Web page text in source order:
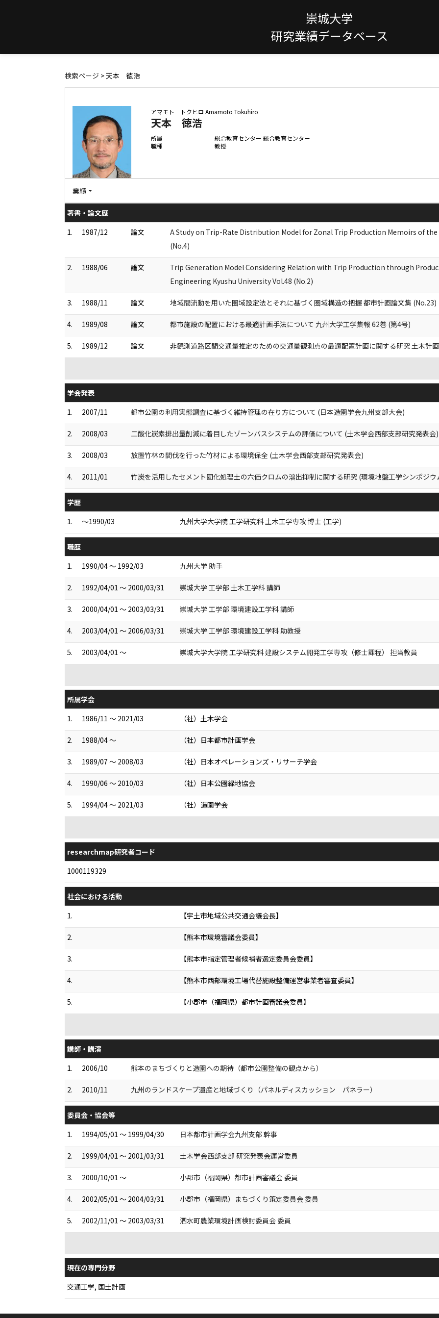
崇城大学
研究業績データベース
検索ページ > 天本 徳浩
アマモト トクヒロ Amamoto Tokuhiro
天本 徳浩
所属
総合教育センター 総合教育センター
職種
教授
業績
著書・論文歴
1.
1987/12 論文
A Study on Trip-Rate Distribution Model for Zonal Trip Production Memoirs of
(No.4)
2. 1988/06 論文
Trip Generation Model Considering Relation with Trip Production through
Engineering Kyushu University Vol.48 (No.2)
3. 1988/11 論文 地域間流動を用いた圏域設定法とそれに基づく圏域構造の把握 都市計画論文集 (No.23)
4. 1989/08 論文 都市施設の配置における最適計画手法について 九州大学工学集報 62巻 (第4号)
5. 1989/12 論文 非観測道路区間交通量推定のための交通量観測点の最適配置計画に関する研究 土木計
学会発表
1.
2007/11 都市公園の利用実態調査に基づく維持管理の在り方について (日本造園学会九州支部大会)
2. 2008/03 二酸化炭素排出量削減に着目したゾーンバスシステムの評価について (土木学会西部支部研究発表会)
3. 2008/03 放置竹林の間伐を行った竹材による環境保全 (土木学会西部支部研究発表会)
4. 2011/01 竹炭を活用したセメント固化処理土の六価クロムの溶出抑制に関する研究 (環境地盤工学シンポジウ
学歴
1.
～1990/03 九州大学大学院 工学研究科 土木工学専攻 博士 (工学)
職歴
1.
1990/04 ～ 1992/03 九州大学 助手
2. 1992/04/01 ～ 2000/03/31 崇城大学 工学部 土木工学科 講師
3. 2000/04/01 ～ 2003/03/31 崇城大学 工学部 環境建設工学科 講師
4. 2003/04/01 ～ 2006/03/31 崇城大学 工学部 環境建設工学科 助教授
5. 2003/04/01 ～ 崇城大学大学院 工学研究科 建設システム開発工学専攻（修士課程） 担当教員
所属学会
1.
1986/11 ～ 2021/03 （社）土木学会
2. 1988/04 ～ （社）日本都市計画学会
3. 1989/07 ～ 2008/03 （社）日本オペレーションズ・リサーチ学会
4. 1990/06 ～ 2010/03 （社）日本公園緑地協会
5. 1994/04 ～ 2021/03 （社）造園学会
researchmap研究者コード
1000119329
社会における活動
1.
【宇土市地域公共交通会議会長】
2. 【熊本市環境審議会委員】
3. 【熊本市指定管理者候補者選定委員会委員】
4. 【熊本市西部環境工場代替施設整備運営事業者審査委員】
5. 【小郡市（福岡県）都市計画審議会委員】
講師・講演
1.
2006/10 熊本のまちづくりと造園への期待（都市公園整備の観点から）
2. 2010/11 九州のランドスケープ遺産と地域づくり（パネルディスカッション パネラー）
委員会・協会等
1.
1994/05/01 ～ 1999/04/30 日本都市計画学会九州支部 幹事
2. 1999/04/01 ～ 2001/03/31 土木学会西部支部 研究発表会運営委員
3. 2000/10/01 ～ 小郡市（福岡県）都市計画審議会 委員
4. 2002/05/01 ～ 2004/03/31 小郡市（福岡県）まちづくり策定委員会 委員
5. 2002/11/01 ～ 2003/03/31 泗水町農業環境計画検討委員会 委員
現在の専門分野
交通工学, 国土計画